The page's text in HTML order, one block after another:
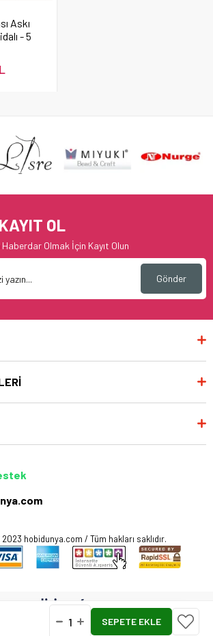
Askı
- 5
OL
Olmak İçin Kayıt Olun
Gönder
hobidunya.com / Tüm hakları saklıdır.
Sepetim Üye Girişi